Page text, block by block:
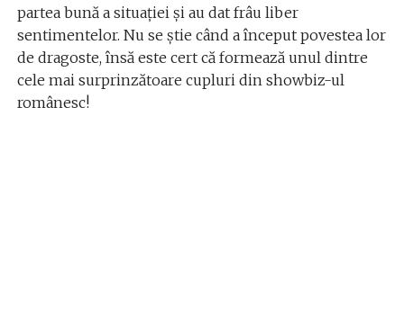
partea bună a situației și au dat frâu liber
sentimentelor. Nu se știe când a început povestea lor
de dragoste, însă este cert că formează unul dintre
cele mai surprinzătoare cupluri din showbiz-ul
românesc!